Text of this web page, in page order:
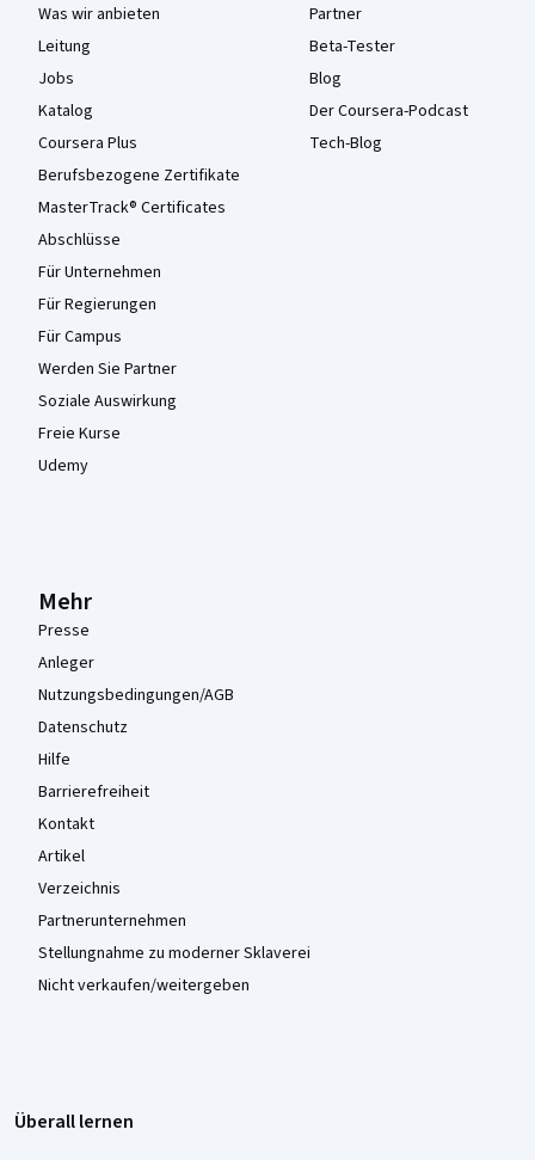
Was wir anbieten
Leitung
Jobs
Katalog
Coursera Plus
Berufsbezogene Zertifikate
MasterTrack® Certificates
Abschlüsse
Für Unternehmen
Für Regierungen
Für Campus
Werden Sie Partner
Soziale Auswirkung
Freie Kurse
Udemy
Partner
Beta-Tester
Blog
Der Coursera-Podcast
Tech-Blog
Mehr
Presse
Anleger
Nutzungsbedingungen/AGB
Datenschutz
Hilfe
Barrierefreiheit
Kontakt
Artikel
Verzeichnis
Partnerunternehmen
Stellungnahme zu moderner Sklaverei
Nicht verkaufen/weitergeben
Überall lernen